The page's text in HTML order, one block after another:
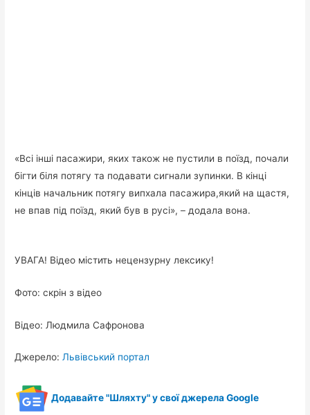
«Всі інші пасажири, яких також не пустили в поїзд, почали
бігти біля потягу та подавати сигнали зупинки. В кінці
кінців начальник потягу випхала пасажира,який на щастя,
не впав під поїзд, який був в русі», – додала вона.
УВАГА! Відео містить нецензурну лексику!
Фото: скрін з відео
Відео: Людмила Сафронова
Джерело:Львівський портал
Додавайте "Шляхту" у свої джерела Google